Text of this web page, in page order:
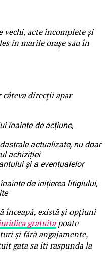
vechi, acte incomplete și
în marile orașe sau în
direcții apar
înainte de acțiune,
actualizate, nu doar
achiziției
și a eventualelor
de inițierea litigiului,
înceapă, există și opțiuni
gratuitapoate
și fără angajamente,
gata sa iti raspunda la